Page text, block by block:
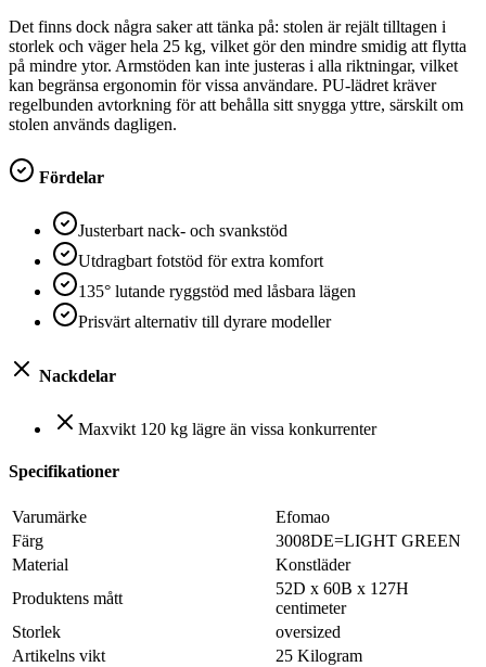
Det finns dock några saker att tänka på: stolen är rejält tilltagen i
storlek och väger hela 25 kg, vilket gör den mindre smidig att flytta
på mindre ytor. Armstöden kan inte justeras i alla riktningar, vilket
kan begränsa ergonomin för vissa användare. PU-lädret kräver
regelbunden avtorkning för att behålla sitt snygga yttre, särskilt om
stolen används dagligen.
Fördelar
Justerbart nack- och svankstöd
Utdragbart fotstöd för extra komfort
135° lutande ryggstöd med låsbara lägen
Prisvärt alternativ till dyrare modeller
Nackdelar
Maxvikt 120 kg lägre än vissa konkurrenter
Specifikationer
Varumärke
Efomao
Färg
3008DE=LIGHT GREEN
Material
Konstläder
Produktens mått
52D x 60B x 127H
centimeter
Storlek
oversized
Artikelns vikt
25 Kilogram